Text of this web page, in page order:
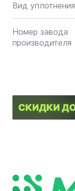
Вид уплотнения
Номер завода
производителя